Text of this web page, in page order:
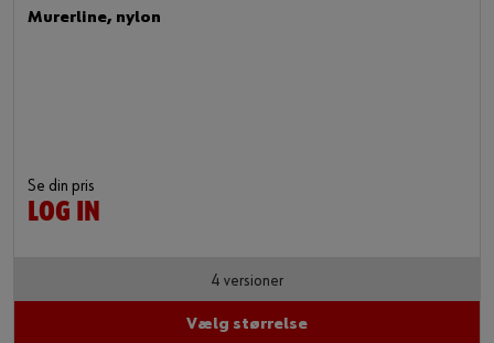
Murerline, nylon
Se din pris
LOG IN
4 versioner
Vælg størrelse